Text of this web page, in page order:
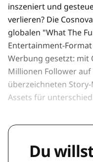
inszeniert und
verlieren? Die
globalen "What The
Entertainment-
Werbung gesetzt: mit
Millionen Follower auf
überzeichneten
Assets für
Du